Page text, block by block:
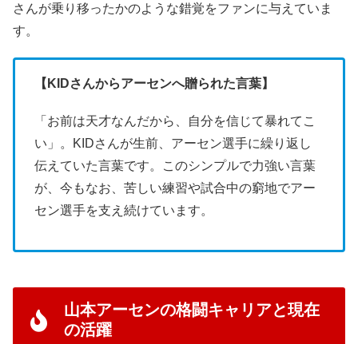
さんが乗り移ったかのような錯覚をファンに与えていま
す。
【KIDさんからアーセンへ贈られた言葉】
「お前は天才なんだから、自分を信じて暴れてこ
い」。KIDさんが生前、アーセン選手に繰り返し
伝えていた言葉です。このシンプルで力強い言葉
が、今もなお、苦しい練習や試合中の窮地でアー
セン選手を支え続けています。
山本アーセンの格闘キャリアと現在
の活躍